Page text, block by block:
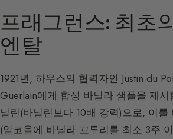
프래그런스: 최초
엔탈
1921년, 하우스의 협력자인 Justin du
Guerlain에게 합성 바닐라 샘플을 제
닐린(바닐린보다 10배 강력)으로, 이를
(알코올에 바닐라 꼬투리를 최소 3주